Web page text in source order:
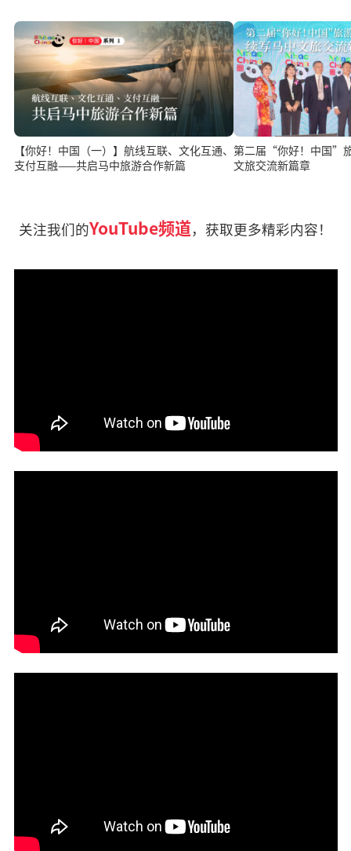
【你好！中国（一）】航线互联、文化互通、
支付互融——共启马中旅游合作新篇
第二届“你好！中国”旅游展
文旅交流新篇章
关注我们的YouTube频道，获取更多精彩内容！